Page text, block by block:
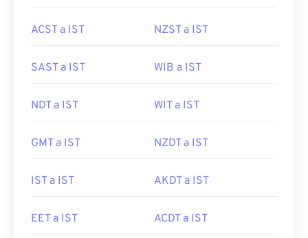
ACST a IST NZST a IST
SAST a IST WIB a IST
NDT a IST WIT a IST
GMT a IST NZDT a IST
IST a IST AKDT a IST
EET a IST ACDT a IST